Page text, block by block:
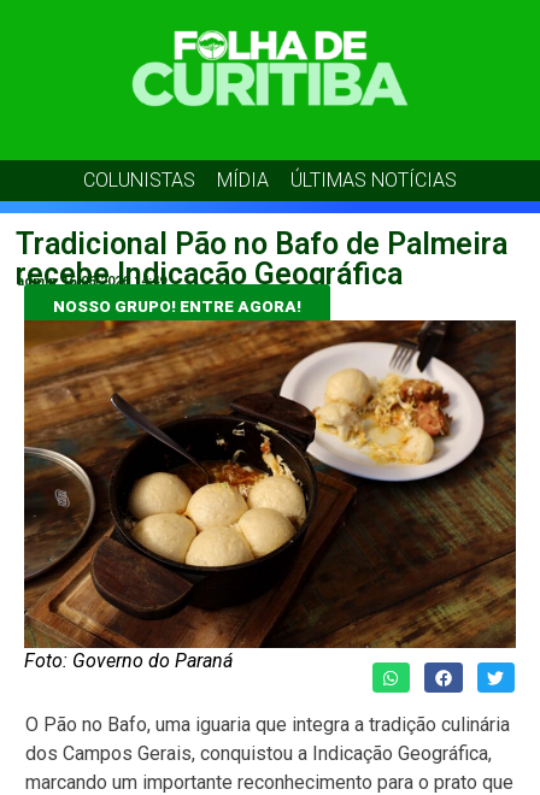
COLUNISTAS MÍDIA ÚLTIMAS NOTÍCIAS
Tradicional Pão no Bafo de Palmeira
recebe Indicação Geográfica
admin 16/06/2026 14:49
NOSSO GRUPO! ENTRE AGORA!
Foto: Governo do Paraná
O Pão no Bafo, uma iguaria que integra a tradição culinária
dos Campos Gerais, conquistou a Indicação Geográfica,
marcando um importante reconhecimento para o prato que